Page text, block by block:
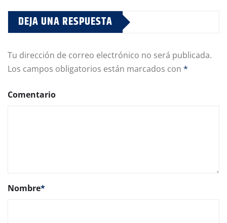
DEJA UNA RESPUESTA
Tu dirección de correo electrónico no será publicada.
Los campos obligatorios están marcados con *
Comentario
Nombre*